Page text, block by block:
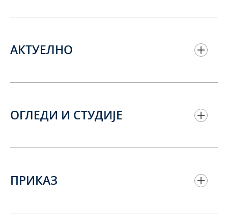
АКТУЕЛНО
ОГЛЕДИ И СТУДИЈЕ
ПРИКАЗ